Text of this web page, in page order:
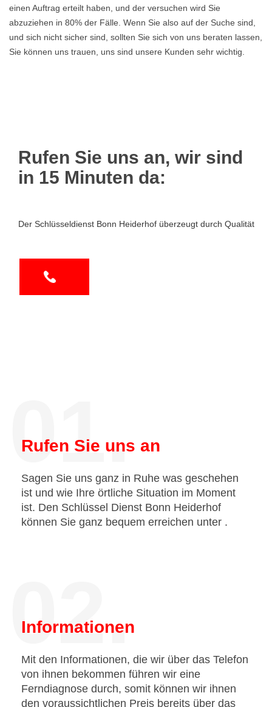
einen Auftrag erteilt haben, und der versuchen wird Sie
abzuziehen in 80% der Fälle. Wenn Sie also auf der Suche sind,
und sich nicht sicher sind, sollten Sie sich von uns beraten lassen,
Sie können uns trauen, uns sind unsere Kunden sehr wichtig.
Rufen Sie uns an, wir sind
in 15 Minuten da:
Der Schlüsseldienst Bonn Heiderhof überzeugt durch Qualität
01.
Rufen Sie uns an
Sagen Sie uns ganz in Ruhe was geschehen
ist und wie Ihre örtliche Situation im Moment
ist. Den Schlüssel Dienst Bonn Heiderhof
können Sie ganz bequem erreichen unter .
02.
Informationen
Mit den Informationen, die wir über das Telefon
von ihnen bekommen führen wir eine
Ferndiagnose durch, somit können wir ihnen
den voraussichtlichen Preis bereits über das